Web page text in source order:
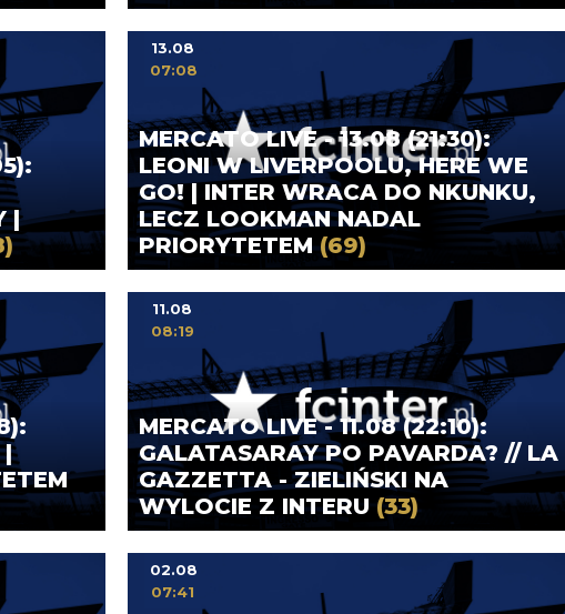
|
MERCATO LIVE - 13.08 (21:30):
LEONI W LIVERPOOLU, HERE WE
GO! | INTER WRACA DO NKUNKU,
LECZ LOOKMAN NADAL
PRIORYTETEM(69)
13.08
07:08
|
MERCATO LIVE - 11.08 (22:10):
GALATASARAY PO PAVARDA? // LA
GAZZETTA - ZIELIŃSKI NA
WYLOCIE Z INTERU (33)
11.08
08:19
02.08
07:41